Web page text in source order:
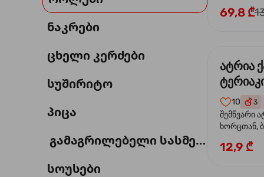
ნაკრები
ცხელი კერძები
სუშირიტო
პიცა
გამაგრილებელი სასმელი
სოუსები
69,8 ₾
ატრია
10 3
შემწვარი
ხორცთან,
და
12,9 ₾